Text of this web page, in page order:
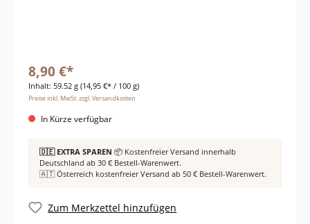
8,90 €*
Inhalt: 59.52 g(14,95 €* / 100 g)
Preise inkl. MwSt. zzgl. Versandkosten
In Kürze verfügbar
🇩🇪 EXTRA SPAREN📦 Kostenfreier Versand innerhalb
Deutschland ab 30 € Bestell-Warenwert.
🇦🇹 Österreich kostenfreier Versand ab 50 € Bestell-Warenwert.
Zum Merkzettel hinzufügen